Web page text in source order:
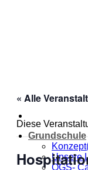
Grundschule
Unsere
OGS-
« Alle
Diese